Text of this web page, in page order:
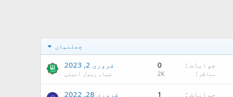
چھلنیاں
جوابات 0
مناظر 2K
فروری 2, 2023
ضیاء رسول امینی
جوابات 1 فروری 28, 2022